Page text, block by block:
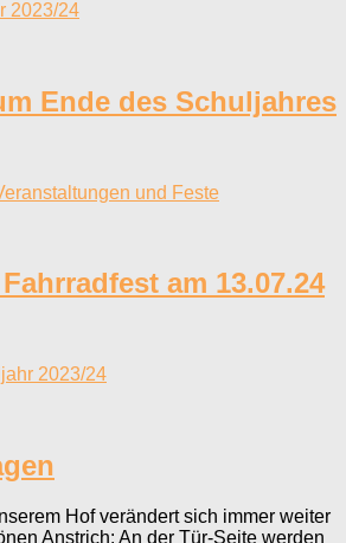
2023/24
Ende des Schuljahres
und Feste
am 13.07.24
2023/24
Hof verändert sich immer weiter
Anstrich: An der Tür-Seite werden